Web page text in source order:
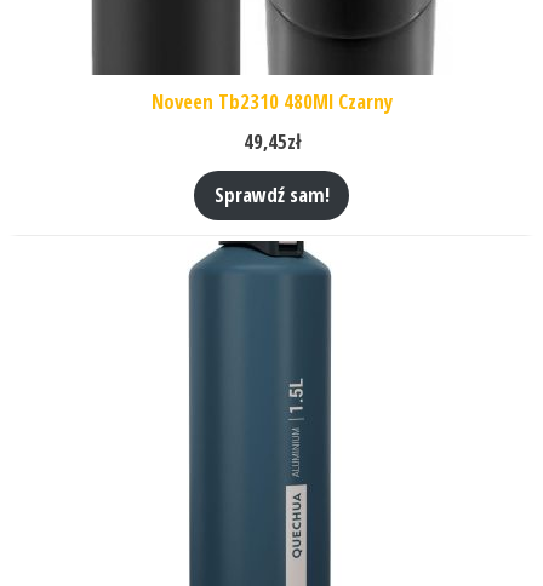
Noveen Tb2310 480Ml Czarny
49,45zł
Sprawdź sam!